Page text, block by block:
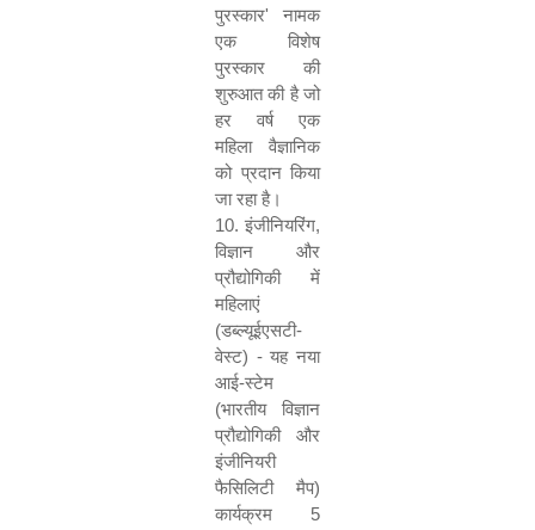
पुरस्कार' नामक
एक विशेष
पुरस्कार की
शुरुआत की है जो
हर वर्ष एक
महिला वैज्ञानिक
को प्रदान किया
जा रहा है।
10. इंजीनियरिंग,
विज्ञान और
प्रौद्योगिकी में
महिलाएं
(डब्‍ल्‍यूईएसटी-
वेस्‍ट) - यह नया
आई-स्‍टेम
(भारतीय विज्ञान
प्रौद्योगिकी और
इंजीनियरी
फैसिलिटी मैप)
कार्यक्रम 5